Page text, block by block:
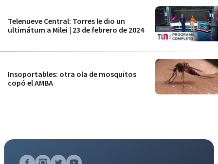
Telenueve Central: Torres le dio un
ultimátum a Milei | 23 de febrero de 2024
Insoportables: otra ola de mosquitos
copó el AMBA